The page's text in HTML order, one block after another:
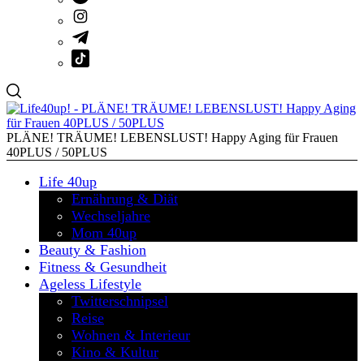
PLÄNE! TRÄUME! LEBENSLUST! Happy Aging für Frauen
40PLUS / 50PLUS
Life 40up
Ernährung & Diät
Wechseljahre
Mom 40up
Beauty & Fashion
Fitness & Gesundheit
Ageless Lifestyle
Twitterschnipsel
Reise
Wohnen & Interieur
Kino & Kultur